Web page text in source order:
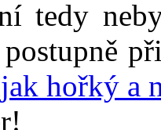
tedy
hořký a